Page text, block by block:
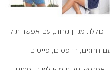
מגוון גזרות, עם אפשרות ל-
חרוזים, הדפסים, פייטים